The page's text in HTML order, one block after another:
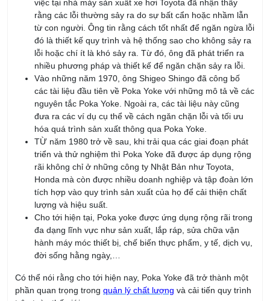
Cảnh báo trong thang máy
Các thang máy hiện đại đều được trang bị tính năng phát tiếng
kêu báo hiệu và không hoạt động khi trọng lượng trong thang
máy quá tải để đảm bảo an toàn và tuổi thọ thang máy. Khi
cửa thang máy đóng lại mà gặp vật cản thì cửa sẽ mở ra và
thang máy không lên xuống để đảm bảo an toàn.
Poka Yoke trong Lean 6 Sigma
Lean Six Sigma là phương pháp cải tiến chất lượng nổi tiếng,
tập trung vào việc loại bỏ lãng phí trong quá trình sản xuất.
Phương pháp này không chỉ giúp cải thiện hiệu quả hoạt động,
giảm lỗi, giảm chi phí mà còn giúp doanh nghiệp có thể tăng
cường sự hài lòng của khách hàng.
Trong Lean Six Sigma, thay vì tập trung vào sửa chữa và khắc
phục hậu quả khi sảy ra lỗi thì Poka Yoke được sử dụng để
loại bỏ những nguyên nhân gốc rễ gây ra lỗi ngay từ đầu. Khi
có thể ngăn chặn lỗi ngay từ ban đầu thông qua Poka Yoke,
doanh nghiệp có thể cải thiện chất lượng sản phẩm và dịch vụ,
giảm thiểu rủi ro, giảm lỗi, giảm chi phí và đảm bảo an toàn tốt
Tham khảo khóa học: Lean Six Sigma Yellow Belt